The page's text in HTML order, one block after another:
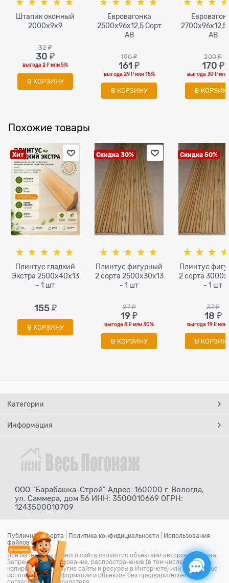
Штапик оконный
2000x9x9
32 ₽
30 ₽
выгода2 ₽или5%
В КОРЗИНУ
Евровагонка
2500х96х12,5 Сорт
АВ
190 ₽
161 ₽
выгода 29 ₽или15%
В КОРЗИНУ
2700х96х12,5
АВ
200 ₽
170 ₽
выгода30 ₽или
В
Похожие товары
Хит
Плинтус гладкий
Экстра 2500x40х13
- 1 шт
155 ₽
В КОРЗИНУ
Скидка 30%
Плинтус фигурный
2 сорта 2500х30х13
- 1 шт
27 ₽
19 ₽
выгода8 ₽или30%
В КОРЗИНУ
Скидка 50%
Плинтус
2 сорта
- 1 шт
37 ₽
18 ₽
выгода19 ₽или
В
Категории
Информация
ООО "Барабашка-Строй" Адрес: 160000 г. Вологда,
ул. Саммера, дом 56 ИНН: 3500010669 ОГРН:
1243500010709
Публичная оферта Политика конфидициальности
Использования
файлов cookie
Все материалы данного сайта являются объектами авторского права.
Запрещается копирование, распространение (в том числе путем
копирования на другие сайты и ресурсы в Интернете) или любое иное
использование информации и объектов без предварительного